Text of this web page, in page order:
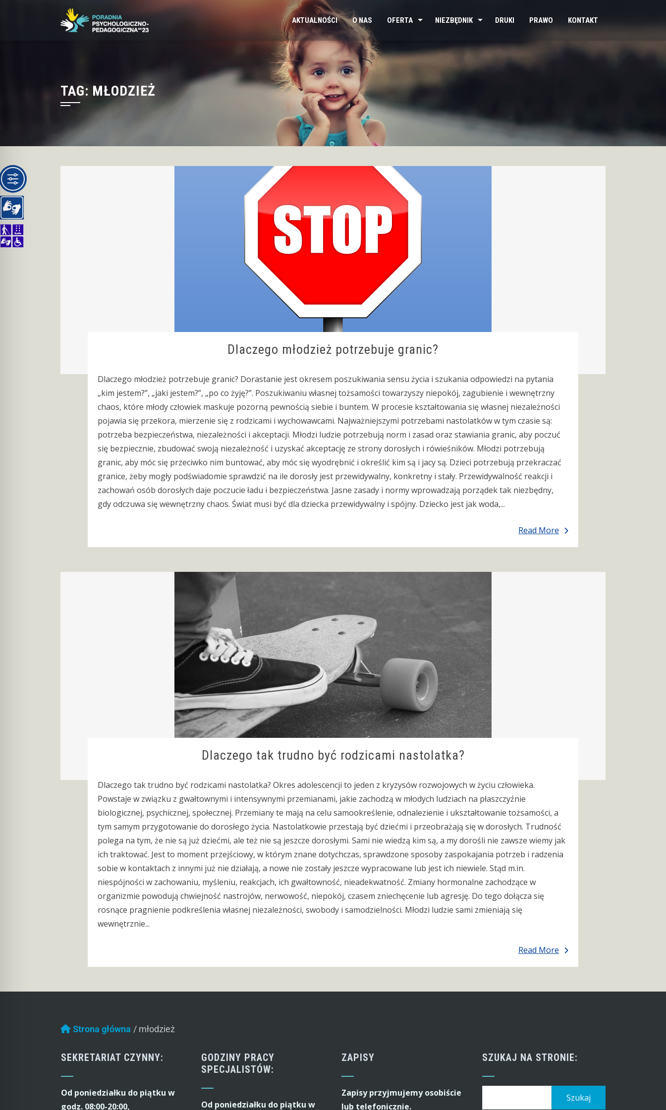
AKTUALNOŚCI O NAS OFERTA NIEZBĘDNIK DRUKI PRAWO KONTAKT
TAG: MŁODZIEŻ
Dlaczego młodzież potrzebuje granic?
Dlaczego młodzież potrzebuje granic? Dorastanie jest okresem poszukiwania sensu życia i szukania odpowiedzi na pytania
„kim jestem?”, „jaki jestem?”, „po co żyję?”. Poszukiwaniu własnej tożsamości towarzyszy niepokój, zagubienie i wewnętrzny
chaos, które młody człowiek maskuje pozorną pewnością siebie i buntem. W procesie kształtowania się własnej niezależności
pojawia się przekora, mierzenie się z rodzicami i wychowawcami. Najważniejszymi potrzebami nastolatków w tym czasie są:
potrzeba bezpieczeństwa, niezależności i akceptacji. Młodzi ludzie potrzebują norm i zasad oraz stawiania granic, aby poczuć
się bezpiecznie, zbudować swoją niezależność i uzyskać akceptację ze strony dorosłych i rówieśników. Młodzi potrzebują
granic, aby móc się przeciwko nim buntować, aby móc się wyodrębnić i określić kim są i jacy są. Dzieci potrzebują przekraczać
granice, żeby mogły podświadomie sprawdzić na ile dorosły jest przewidywalny, konkretny i stały. Przewidywalność reakcji i
zachowań osób dorosłych daje poczucie ładu i bezpieczeństwa. Jasne zasady i normy wprowadzają porządek tak niezbędny,
gdy odczuwa się wewnętrzny chaos. Świat musi być dla dziecka przewidywalny i spójny. Dziecko jest jak woda,...
Read More
Dlaczego tak trudno być rodzicami nastolatka?
Dlaczego tak trudno być rodzicami nastolatka? Okres adolescencji to jeden z kryzysów rozwojowych w życiu człowieka.
Powstaje w związku z gwałtownymi i intensywnymi przemianami, jakie zachodzą w młodych ludziach na płaszczyźnie
biologicznej, psychicznej, społecznej. Przemiany te mają na celu samookreślenie, odnalezienie i ukształtowanie tożsamości, a
tym samym przygotowanie do dorosłego życia. Nastolatkowie przestają być dziećmi i przeobrażają się w dorosłych. Trudność
polega na tym, że nie są już dziećmi, ale też nie są jeszcze dorosłymi. Sami nie wiedzą kim są, a my dorośli nie zawsze wiemy jak
ich traktować. Jest to moment przejściowy, w którym znane dotychczas, sprawdzone sposoby zaspokajania potrzeb i radzenia
sobie w kontaktach z innymi już nie działają, a nowe nie zostały jeszcze wypracowane lub jest ich niewiele. Stąd m.in.
niespójności w zachowaniu, myśleniu, reakcjach, ich gwałtowność, nieadekwatność. Zmiany hormonalne zachodzące w
organizmie powodują chwiejność nastrojów, nerwowość, niepokój, czasem zniechęcenie lub agresję. Do tego dołącza się
rosnące pragnienie podkreślenia własnej niezależności, swobody i samodzielności. Młodzi ludzie sami zmieniają się
wewnętrznie...
Read More
Strona główna / młodzież
SEKRETARIAT CZYNNY:
Od poniedziałku do piątku w
godz. 08:00-20:00,
GODZINY PRACY
SPECJALISTÓW:
Od poniedziałku do piątku w
ZAPISY
Zapisy przyjmujemy osobiście
lub telefonicznie.
SZUKAJ NA STRONIE: